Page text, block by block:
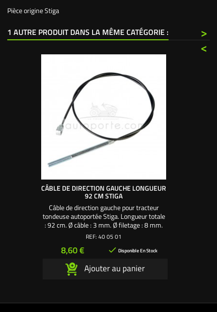
Pièce origine Stiga
1 AUTRE PRODUIT DANS LA MÊME CATÉGORIE :
>
<
CÂBLE DE DIRECTION GAUCHE LONGUEUR
92 CM STIGA
Câble de direction gauche pour tracteur
tondeuse autoportée Stiga. Longueur totale
: 92 cm. Ø câble : 3 mm. Ø filetage : 8 mm.
Longueur filetage : 4 cm.
REF: 40 05 01
Prix
8,60 €  Disponible En Stock
Ajouter au panier